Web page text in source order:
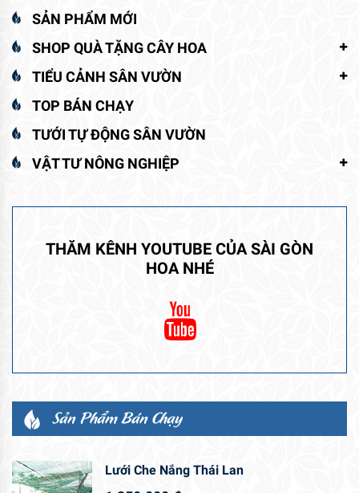
SẢN PHẨM MỚI
SHOP QUÀ TẶNG CÂY HOA
TIỂU CẢNH SÂN VƯỜN
TOP BÁN CHẠY
TƯỚI TỰ ĐỘNG SÂN VƯỜN
VẬT TƯ NÔNG NGHIỆP
THĂM KÊNH YOUTUBE CỦA SÀI GÒN
HOA NHÉ
Sản Phẩm Bán Chạy
Lưới Che Nắng Thái Lan